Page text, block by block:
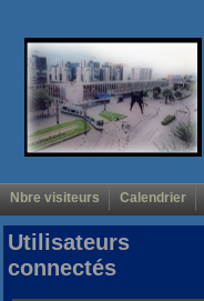
Nbre visiteurs Calendrier
Utilisateurs
connectés